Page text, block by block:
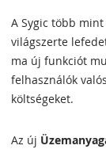
A Sygic több
világszerte
ma új funkciót
felhasználók
költségeket.
Az új